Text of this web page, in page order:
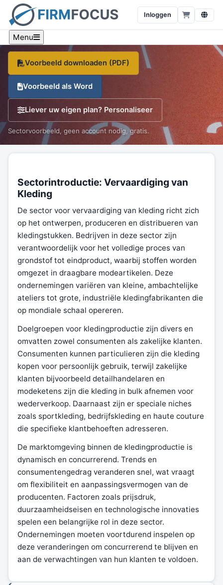
Inloggen
Menu
van kleding
Een sector-specifiek voorbeeld, branche-cijfers en een
gratis sjabloon, op één pagina.
Voorbeeld downloaden (PDF)
Voorbeeld als Word
Liever uw eigen plan? Personaliseer
Sectorvoorbeeld, geen account nodig, gratis.
Sectorintroductie: Vervaardiging van
Kleding
De sector voor vervaardiging van kleding richt zich
op het ontwerpen, produceren en distribueren van
kledingstukken. Bedrijven in deze sector zijn
verantwoordelijk voor het volledige proces van
grondstof tot eindproduct, waarbij stoffen worden
omgezet in draagbare modeartikelen. Deze
ondernemingen variëren van kleine, ambachtelijke
ateliers tot grote, industriële kledingfabrikanten die
op mondiale schaal opereren.
Doelgroepen voor kledingproductie zijn divers en
omvatten zowel consumenten als zakelijke klanten.
Consumenten kunnen particulieren zijn die kleding
kopen voor persoonlijk gebruik, terwijl zakelijke
klanten bijvoorbeeld detailhandelaren en
modeketens zijn die kleding in bulk afnemen voor
wederverkoop. Daarnaast zijn er speciale niches
zoals sportkleding, bedrijfskleding en haute couture
die specifieke klantbehoeften adresseren.
De marktomgeving binnen de kledingproductie is
dynamisch en concurrerend. Trends en
consumentengedrag veranderen snel, wat vraagt
om flexibiliteit en aanpassingsvermogen van de
producenten. Factoren zoals prijsdruk,
duurzaamheidseisen en technologische innovaties
spelen een belangrijke rol in deze sector.
Ondernemingen moeten voortdurend inspelen op
deze veranderingen om concurrerend te blijven en
aan de verwachtingen van hun klanten te voldoen.